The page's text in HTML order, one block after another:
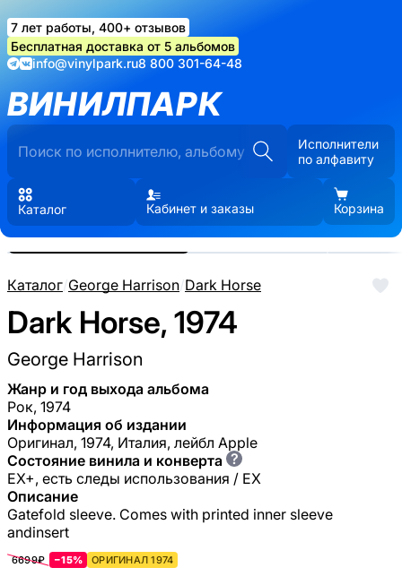
7 лет работы, 400+ отзывов
Бесплатная доставка от 5 альбомов
info@vinylpark.ru8 800 301-64-48
ВИНИЛПАРК
Исполнители
по алфавиту
Каталог Кабинет и заказы Корзина
Каталог/George Harrison/Dark Horse
Dark Horse, 1974
George Harrison
Жанр и год выхода альбома
Рок, 1974
Информация об издании
Оригинал, 1974, Италия, лейбл Apple
Состояние винила и конверта ?
EX+, есть следы использования / EX
Описание
Gatefold sleeve. Comes with printed inner sleeve
andinsert
6699₽ −15% ОРИГИНАЛ 1974
Реальные фото пластинки.
Нажмите, чтобы увеличить